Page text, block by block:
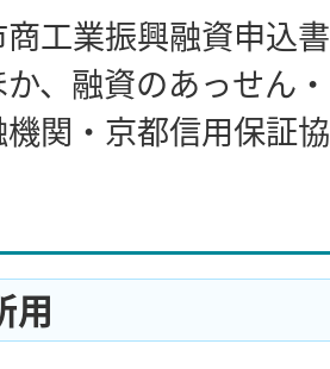
工業振興融資申込書
、融資のあっせん
関・京都信用保証
用